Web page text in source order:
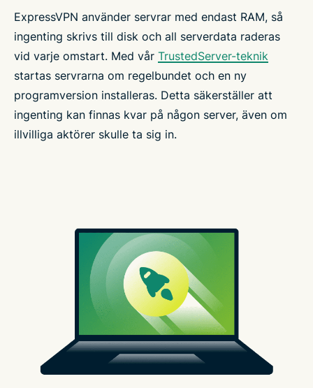
ExpressVPN använder servrar med endast RAM, så
ingenting skrivs till disk och all serverdata raderas
vid varje omstart. Med vår TrustedServer-teknik
startas servrarna om regelbundet och en ny
programversion installeras. Detta säkerställer att
ingenting kan finnas kvar på någon server, även om
illvilliga aktörer skulle ta sig in.